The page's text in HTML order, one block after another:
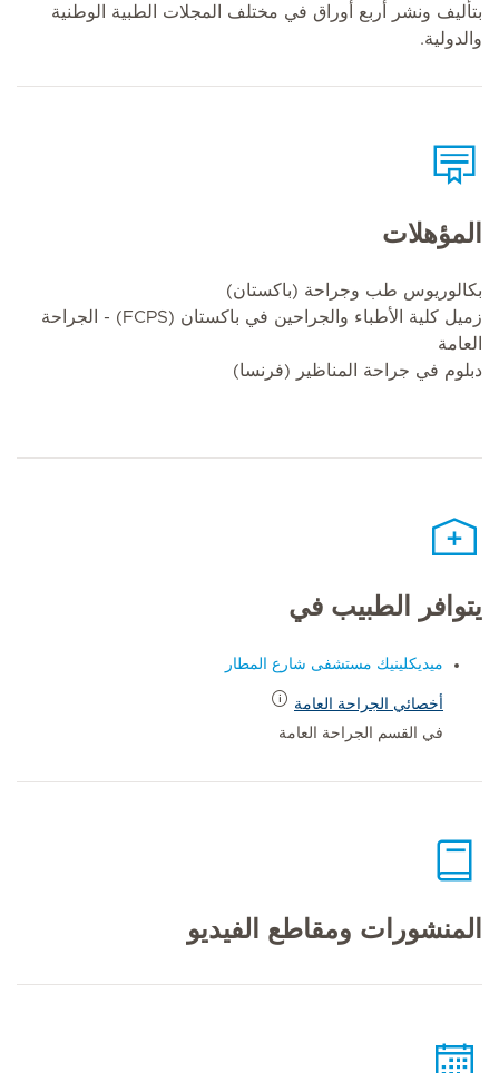
بتأليف ونشر أربع أوراق في مختلف المجلات الطبية الوطنية
والدولية.
المؤهلات
بكالوريوس طب وجراحة (باكستان)
زميل كلية الأطباء والجراحين في باكستان (FCPS) - الجراحة
العامة
دبلوم في جراحة المناظير (فرنسا)
يتوافر الطبيب في
ميديكلينيك مستشفى شارع المطار
أخصائي الجراحة العامة
في القسم الجراحة العامة
المنشورات ومقاطع الفيديو